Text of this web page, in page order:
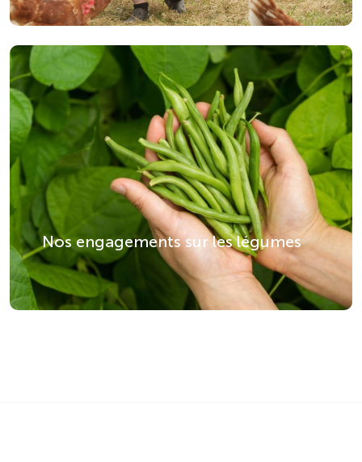
Nos engagements sur les légumes